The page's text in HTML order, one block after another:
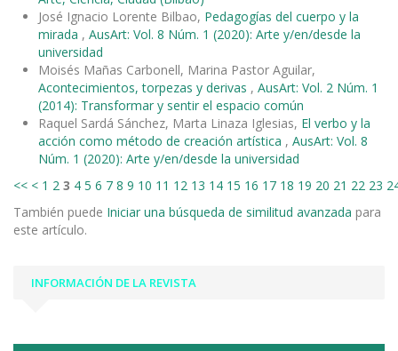
José Ignacio Lorente Bilbao, Pedagogías del cuerpo y la
mirada , AusArt: Vol. 8 Núm. 1 (2020): Arte y/en/desde la
universidad
Moisés Mañas Carbonell, Marina Pastor Aguilar,
Acontecimientos, torpezas y derivas , AusArt: Vol. 2 Núm. 1
(2014): Transformar y sentir el espacio común
Raquel Sardá Sánchez, Marta Linaza Iglesias, El verbo y la
acción como método de creación artística , AusArt: Vol. 8
Núm. 1 (2020): Arte y/en/desde la universidad
<< < 1 2 3 4 5 6 7 8 9 10 11 12 13 14 15 16 17 18 19 20 21 22 23
También puede Iniciar una búsqueda de similitud avanzada para
este artículo.
INFORMACIÓN DE LA REVISTA